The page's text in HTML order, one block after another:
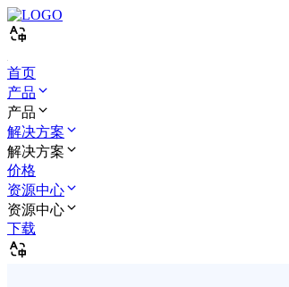
首页
产品
产品
解决方案
解决方案
价格
资源中心
资源中心
下载